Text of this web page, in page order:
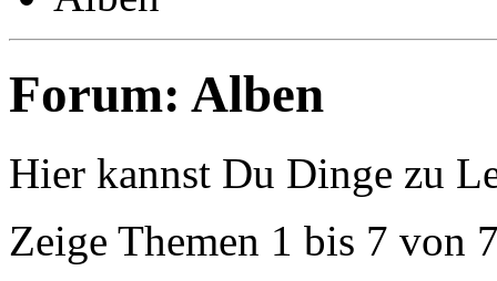
Forum: Alben
Hier kannst Du Dinge zu
Zeige Themen 1 bis 7 von